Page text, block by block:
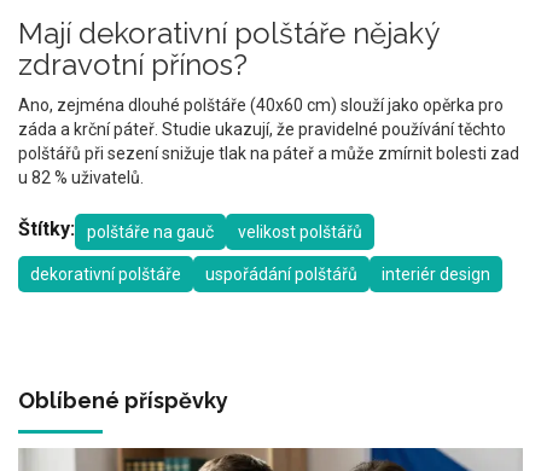
Mají dekorativní polštáře nějaký
zdravotní přínos?
Ano, zejména dlouhé polštáře (40x60 cm) slouží jako opěrka pro
záda a krční páteř. Studie ukazují, že pravidelné používání těchto
polštářů při sezení snižuje tlak na páteř a může zmírnit bolesti zad
u 82 % uživatelů.
Štítky: polštáře na gauč velikost polštářů
dekorativní polštáře uspořádání polštářů interiér design
Oblíbené příspěvky